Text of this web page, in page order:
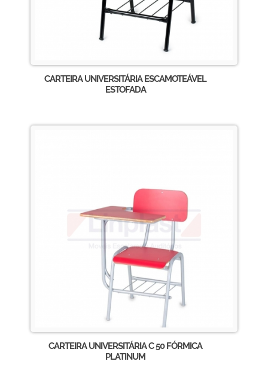
CARTEIRA UNIVERSITÁRIA ESCAMOTEÁVEL
ESTOFADA
CARTEIRA UNIVERSITÁRIA C 50 FÓRMICA
PLATINUM